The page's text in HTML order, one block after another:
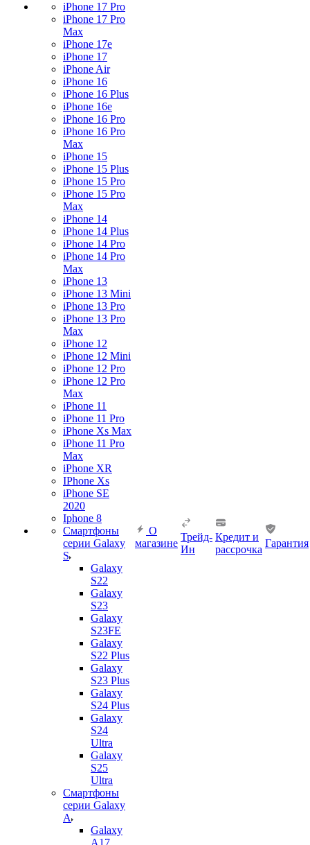
iPhone 17 Pro
iPhone 17 Pro
Max
iPhone 17e
iPhone 17
iPhone Air
iPhone 16
iPhone 16 Plus
iPhone 16e
iPhone 16 Pro
iPhone 16 Pro
Max
iPhone 15
iPhone 15 Plus
iPhone 15 Pro
iPhone 15 Pro
Max
iPhone 14
iPhone 14 Plus
iPhone 14 Pro
iPhone 14 Pro
Max
iPhone 13
iPhone 13 Mini
iPhone 13 Pro
iPhone 13 Pro
Max
iPhone 12
iPhone 12 Mini
iPhone 12 Pro
iPhone 12 Pro
Max
iPhone 11
iPhone 11 Pro
iPhone Xs Max
iPhone 11 Pro
Max
iPhone XR
IPhone Xs
iPhone SE
2020
Iphone 8
Смартфоны
серии Galaxy
S
Galaxy
S22
Galaxy
S23
Galaxy
S23FE
Galaxy
S22 Plus
Galaxy
S23 Plus
Galaxy
S24 Plus
Galaxy
S24
Ultra
Galaxy
S25
Ultra
Смартфоны
серии Galaxy
A
Galaxy
A17
О
магазине
Трейд-
Ин
Кредит и
рассрочка
Гарантия